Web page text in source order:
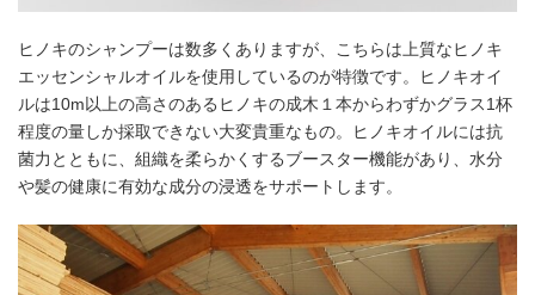
ヒノキのシャンプーは数多くありますが、こちらは上質なヒノキ
エッセンシャルオイルを使用しているのが特徴です。ヒノキオイ
ルは10m以上の高さのあるヒノキの成木１本からわずかグラス1杯
程度の量しか採取できない大変貴重なもの。ヒノキオイルには抗
菌力とともに、組織を柔らかくするブースター機能があり、水分
や髪の健康に有効な成分の浸透をサポートします。